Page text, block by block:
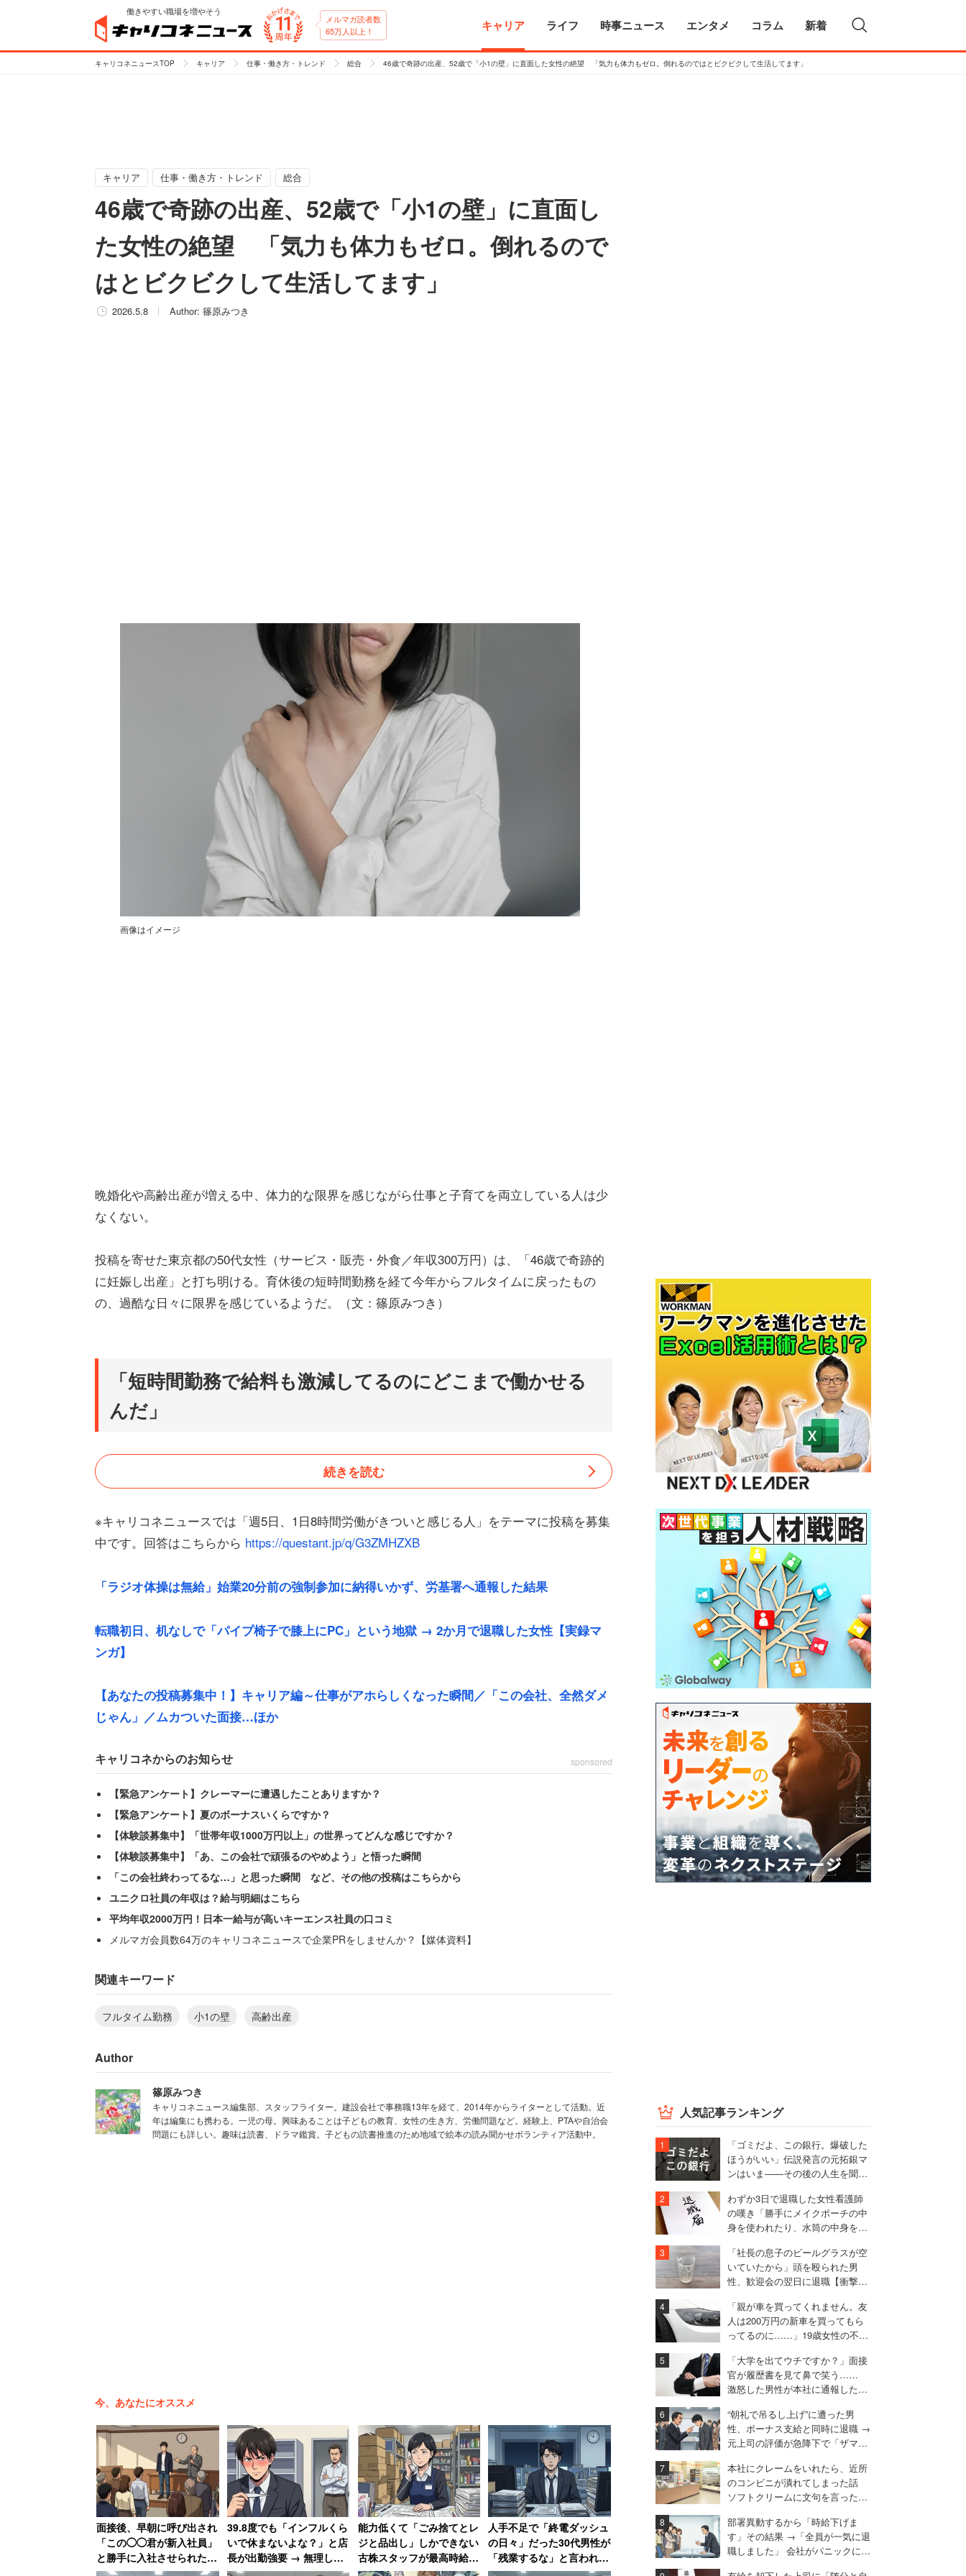
働きやすい職場を増やそう
メルマガ読者数
65万人以上！
キャリア ライフ 時事ニュース エンタメ コラム 新着
キャリコネニュースTOP キャリア 仕事・働き方・トレンド 総合 46歳で奇跡の出産、52歳で「小1の壁」に直面した女性の絶望 「気力も体力もゼロ。倒れるのではとビクビクして生活してます」
キャリア 仕事・働き方・トレンド 総合
46歳で奇跡の出産、52歳で「小1の壁」に直面し
た女性の絶望 「気力も体力もゼロ。倒れるので
はとビクビクして生活してます」
2026.5.8 Author: 篠原みつき
画像はイメージ
晩婚化や高齢出産が増える中、体力的な限界を感じながら仕事と子育てを両立している人は少
なくない。
投稿を寄せた東京都の50代女性（サービス・販売・外食／年収300万円）は、「46歳で奇跡的
に妊娠し出産」と打ち明ける。育休後の短時間勤務を経て今年からフルタイムに戻ったもの
の、過酷な日々に限界を感じているようだ。（文：篠原みつき）
「短時間勤務で給料も激減してるのにどこまで働かせる
んだ」
女性の現在の勤務形態は、フルタイム（7.5時間）に残業が加わり、ほぼ毎日8時間以上働いて
間勤務で給料も激減してるのにどこまで働かせるんだ”と心の中では思っていました」
給料が下がっているのに業務量だけ求められるのは割に合わない。そして今年、ついにフルタ
イムに復帰したが、待っていたのは「新規事業の現場を任され、当たり前の様に残業の日々」
だった。
さらにプライベートでは、子どもが小学校に入学し、いわゆる「小1の壁」に直面している。
「4月は子供の小学校入学で毎日登校しぶり、学童しぶりがある中、朝は夫に子供の送りをお
願いし、高齢の親や兄弟に早めのお迎えをお願いし乗り切った1ヶ月でした。GWに遊ぶ気力も
体力もゼロです」
家族総出でなんとか乗り切っているものの、自身の気力も体力もすでに底をついているよう
本当に倒れてしまっては元も子もないが、年齢やスキルの壁があるからこそ、週5フルタイム
で働くしかないのだろう。
続きを読む
※キャリコネニュースでは「週5日、1日8時間労働がきついと感じる人」をテーマに投稿を募集
中です。回答はこちらから https://questant.jp/q/G3ZMHZXB
「ラジオ体操は無給」始業20分前の強制参加に納得いかず、労基署へ通報した結果
転職初日、机なしで「パイプ椅子で膝上にPC」という地獄 → 2か月で退職した女性【実録マ
ンガ】
【あなたの投稿募集中！】キャリア編～仕事がアホらしくなった瞬間／「この会社、全然ダメ
じゃん」／ムカついた面接…ほか
キャリコネからのお知らせ sponsored
【緊急アンケート】クレーマーに遭遇したことありますか？
【緊急アンケート】夏のボーナスいくらですか？
【体験談募集中】「世帯年収1000万円以上」の世界ってどんな感じですか？
【体験談募集中】「あ、この会社で頑張るのやめよう」と悟った瞬間
「この会社終わってるな…」と思った瞬間 など、その他の投稿はこちらから
ユニクロ社員の年収は？給与明細はこちら
平均年収2000万円！日本一給与が高いキーエンス社員の口コミ
メルマガ会員数64万のキャリコネニュースで企業PRをしませんか？【媒体資料】
関連キーワード
フルタイム勤務 小1の壁 高齢出産
Author
篠原みつき
キャリコネニュース編集部、スタッフライター。建設会社で事務職13年を経て、2014年からライターとして活動。近
年は編集にも携わる。一児の母。興味あることは子どもの教育、女性の生き方、労働問題など。経験上、PTAや自治会
問題にも詳しい。趣味は読書、ドラマ鑑賞。子どもの読書推進のため地域で絵本の読み聞かせボランティア活動中。
今、あなたにオススメ
面接後、早朝に呼び出され
「この◯◯君が新入社員」
と勝手に入社させられた男
性→2時間でスピード退職
39.8度でも「インフルくら
いで休まないよな？」と店
長が出勤強要 → 無理して
売上一番になると「ずっと
能力低くて「ごみ捨てとレ
ジと品出し」しかできない
古株スタッフが最高時給
1200円で絶望、時給が25
人手不足で「終電ダッシュ
の日々」だった30代男性が
「残業するな」と言われた
結果→仕事がアホらしくな
人気記事ランキング
「ゴミだよ、この銀行。爆破した
ほうがいい」伝説発言の元拓銀マ
ンはいま――その後の人生を聞い
わずか3日で退職した女性看護師
の嘆き「勝手にメイクポーチの中
身を使われたり、水筒の中身を捨
「社長の息子のビールグラスが空
いていたから」頭を殴られた男
性、歓迎会の翌日に退職【衝撃エ
「親が車を買ってくれません。友
人は200万円の新車を買ってもら
ってるのに……」19歳女性の不満
「大学を出てウチですか？」面接
官が履歴書を見て鼻で笑う……
激怒した男性が本社に通報した結
“朝礼で吊るし上げ”に遭った男
性、ボーナス支給と同時に退職 →
元上司の評価が急降下で「ザマア
本社にクレームをいれたら、近所
のコンビニが潰れてしまった話
ソフトクリームに文句を言ったと
部署異動するから「時給下げま
す」その結果 →「全員が一気に退
職しました」 会社がパニックに陥